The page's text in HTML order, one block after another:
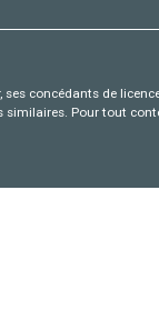
concédants de
Pour tout